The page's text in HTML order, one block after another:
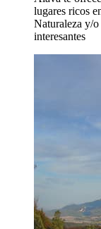
lugares ricos
Naturaleza y/
interesantes